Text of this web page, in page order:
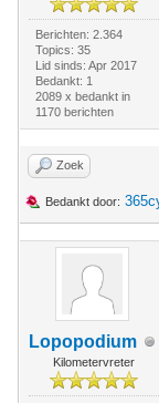
Berichten: 2.364
Topics: 35
Lid sinds: Apr 2017
Bedankt: 1
2089 x bedankt in
1170 berichten
Zoek
Bedankt door:
Lopopodium
Kilometervreter